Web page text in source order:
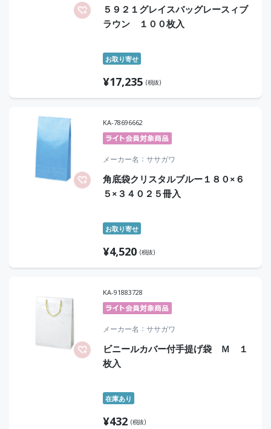
５９２１グレイスバッグレースィブ
ラウン １００枚入
お取り寄せ
¥17,235 (税抜)
KA-78696662
メーカー名 ササガワ
角底袋クリスタルブルー１８０×６
５×３４０２５冊入
お取り寄せ
¥4,520 (税抜)
KA-91883728
メーカー名 ササガワ
ビニールカバー付手提げ袋 Ｍ １
枚入
在庫あり
¥432 (税抜)